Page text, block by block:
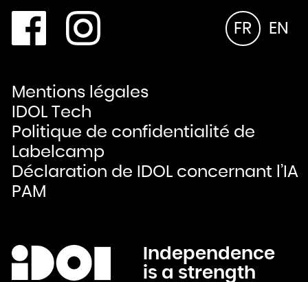
FR EN
Mentions légales
IDOL Tech
Politique de confidentialité de
Labelcamp
Déclaration de IDOL concernant l’IA
PAM
Independence
is a strength